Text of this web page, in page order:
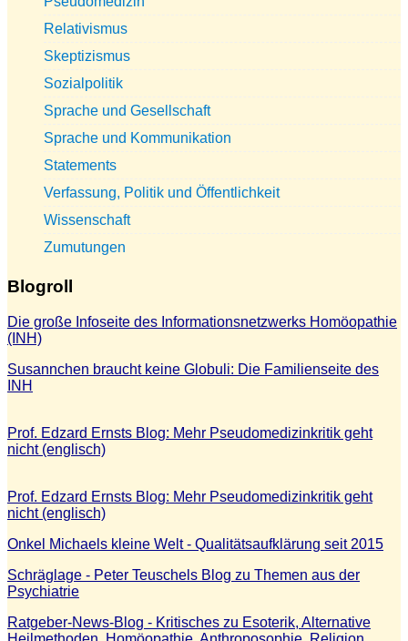
Relativismus
Skeptizismus
Sozialpolitik
Sprache und Gesellschaft
Sprache und Kommunikation
Statements
Verfassung, Politik und Öffentlichkeit
Wissenschaft
Zumutungen
Blogroll
Die große Infoseite des Informationsnetzwerks Homöopathie
(INH)
Susannchen braucht keine Globuli: Die Familienseite des
INH
Prof. Edzard Ernsts Blog: Mehr Pseudomedizinkritik geht
nicht (englisch)
Prof. Edzard Ernsts Blog: Mehr Pseudomedizinkritik geht
nicht (englisch)
Onkel Michaels kleine Welt - Qualitätsaufklärung seit 2015
Schräglage - Peter Teuschels Blog zu Themen aus der
Psychiatrie
Ratgeber-News-Blog - Kritisches zu Esoterik, Alternative